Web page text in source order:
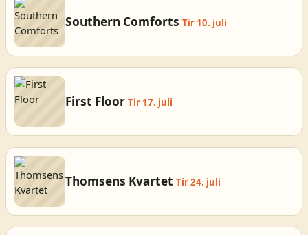
Southern Comforts Tir 10. juli
First Floor Tir 17. juli
Thomsens Kvartet Tir 24. juli